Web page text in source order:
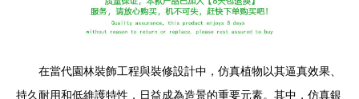
在當代園林裝飾工程與裝修設計中，仿真植物以其逼真效果、
持久耐用和低維護特性，日益成為造景的重要元素。其中，仿真銀